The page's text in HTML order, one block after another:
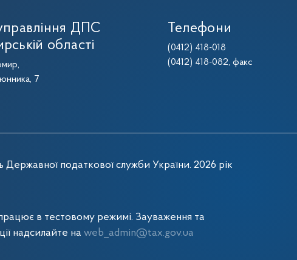
ДПС
області
7
Телефони
(0412) 418-018
(0412) 418-082, факс
Державної податкової служби України. 2026 рік
в тестовому режимі. Зауваження та
надсилайте на web_admin@tax.gov.ua